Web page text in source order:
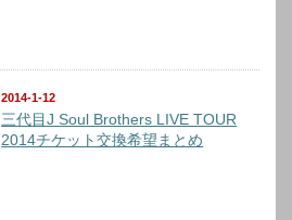
2014-1-12
三代目J Soul Brothers LIVE TOUR
2014チケット交換希望まとめ